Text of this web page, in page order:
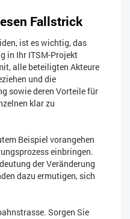
Fallstrick
ist es wichtig, das
in Ihr ITSM-Projekt
alle beteiligten Akteure
und die
sowie deren Vorteile für
klar zu
Beispiel vorangehen
einbringen.
der Veränderung
dazu ermutigen, sich
Sorgen Sie